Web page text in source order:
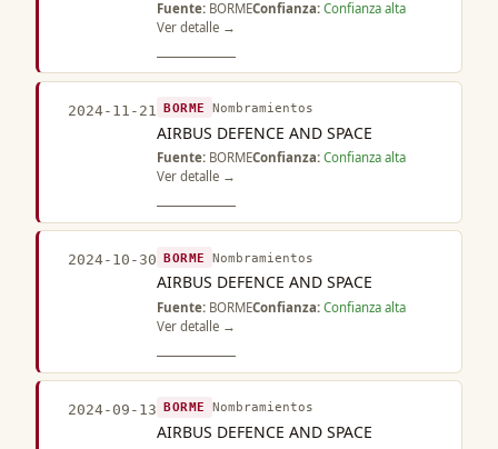
Fuente: BORMEConfianza: Confianza alta
Ver detalle →
2024-11-21 BORME Nombramientos
AIRBUS DEFENCE AND SPACE
Fuente: BORMEConfianza: Confianza alta
Ver detalle →
2024-10-30 BORME Nombramientos
AIRBUS DEFENCE AND SPACE
Fuente: BORMEConfianza: Confianza alta
Ver detalle →
2024-09-13 BORME Nombramientos
AIRBUS DEFENCE AND SPACE